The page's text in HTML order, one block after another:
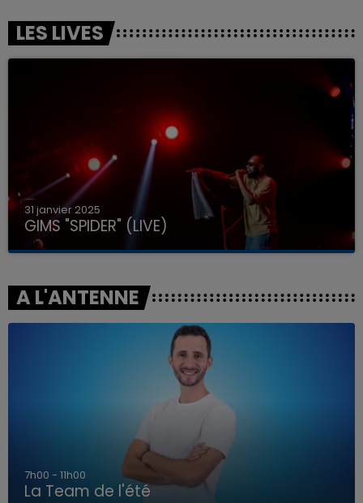
LES LIVES
31 janvier 2025
GIMS "SPIDER" (LIVE)
A L'ANTENNE
7h00 - 11h00
La Team de l'été